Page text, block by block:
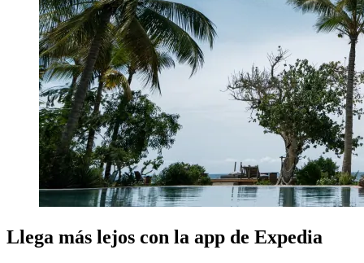
Llega más lejos con la app de Expedia